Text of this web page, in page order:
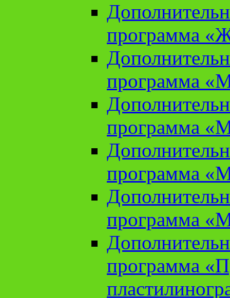
программа
программа
программа
программа
программа
программа